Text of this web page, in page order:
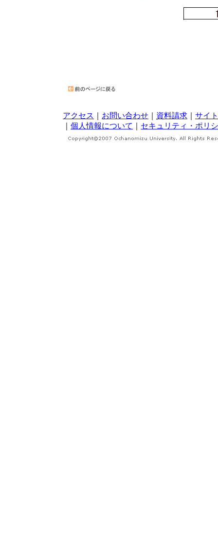
アクセス お問い合わせ 資料請求
サイ
個人情報について セキュリティ・ポリ